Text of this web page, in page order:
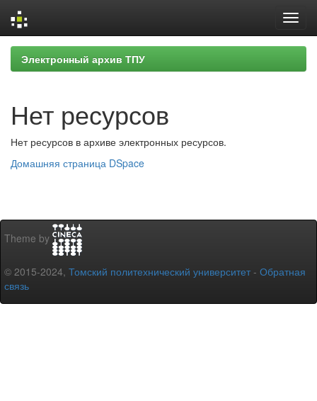
Skip
navigation
Электронный архив ТПУ
Нет ресурсов
Нет ресурсов в архиве электронных ресурсов.
Домашняя страница DSpace
Theme by
© 2015-2024, Томский политехнический университет - Обратная
связь